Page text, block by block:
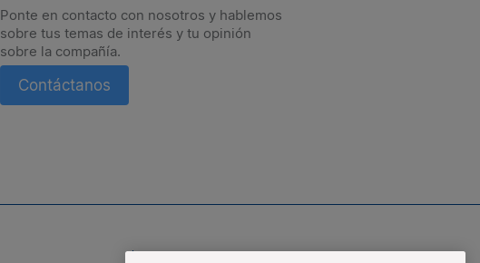
Ponte en contacto con nosotros y hablemos
sobre tus temas de interés y tu opinión
sobre la compañía.
Contáctanos